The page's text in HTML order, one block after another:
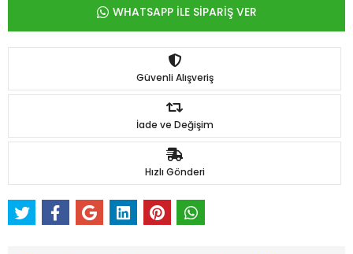
WHATSAPP İLE SİPARİŞ VER
Güvenli Alışveriş
İade ve Değişim
Hızlı Gönderi